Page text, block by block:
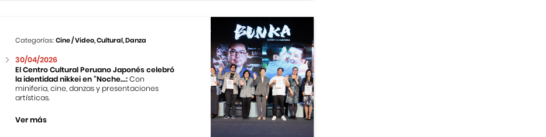
Categorías:Cine / Video, Cultural, Danza
30/04/2026
El Centro Cultural Peruano Japonés celebró
la identidad nikkei en “Noche...:Con
miniferia, cine, danzas y presentaciones
artísticas.
Ver más